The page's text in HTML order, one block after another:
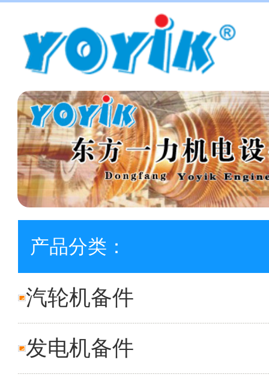
产品分类：
汽轮机备件
发电机备件